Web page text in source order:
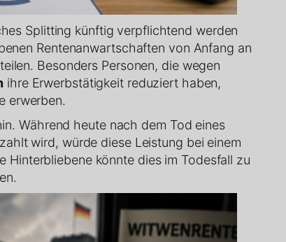
Splitting künftig verpflichtend werden
Rentenanwartschaften von Anfang an
Besonders Personen, die wegen
ihre Erwerbstätigkeit reduziert haben,
erwerben.
Während heute nach dem Tod eines
wird, würde diese Leistung bei einem
Hinterbliebene könnte dies im Todesfall zu